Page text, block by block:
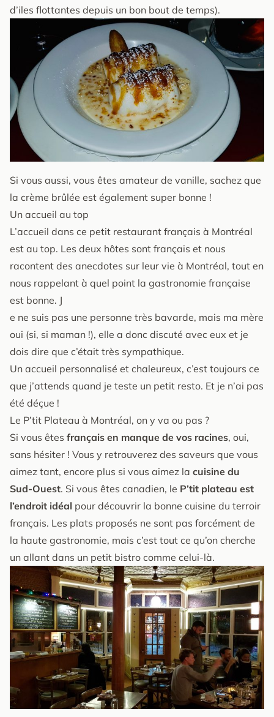
d’iles flottantes depuis un bon bout de temps).
Si vous aussi, vous êtes amateur de vanille, sachez que
la crème brûlée est également super bonne !
Un accueil au top
L’accueil dans ce petit restaurant français à Montréal
est au top. Les deux hôtes sont français et nous
racontent des anecdotes sur leur vie à Montréal, tout en
nous rappelant à quel point la gastronomie française
est bonne. J
e ne suis pas une personne très bavarde, mais ma mère
oui (si, si maman !), elle a donc discuté avec eux et je
dois dire que c’était très sympathique.
Un accueil personnalisé et chaleureux, c’est toujours ce
que j’attends quand je teste un petit resto. Et je n’ai pas
été déçue !
Le P’tit Plateau à Montréal, on y va ou pas ?
Si vous êtes français en manque de vos racines, oui,
sans hésiter ! Vous y retrouverez des saveurs que vous
aimez tant, encore plus si vous aimez la cuisine du
Sud-Ouest. Si vous êtes canadien, le P’tit plateau est
l’endroit idéal pour découvrir la bonne cuisine du terroir
français. Les plats proposés ne sont pas forcément de
la haute gastronomie, mais c’est tout ce qu’on cherche
un allant dans un petit bistro comme celui-là.